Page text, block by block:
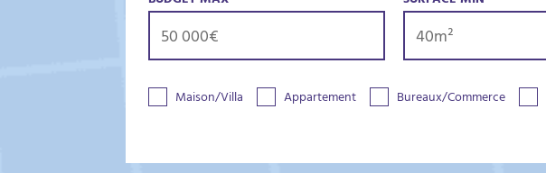
Maison/Villa Appartement Bureaux/Commerce